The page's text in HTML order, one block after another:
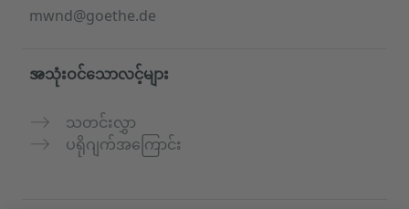
mwnd@goethe.de
အသုံးဝင်သောလင့်များ
သတင်းလွှာ
ပရိုဂျက်အကြောင်း